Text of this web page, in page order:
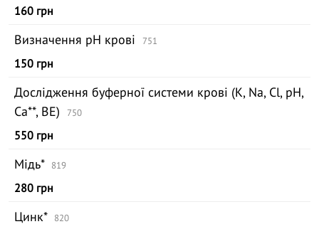
160 грн
Визначення pH крові 751
150 грн
Дослідження буферної системи крові (K, Na, Cl, pH,
Ca**, BE)
750
550 грн
Мідь* 819
280 грн
Цинк* 820